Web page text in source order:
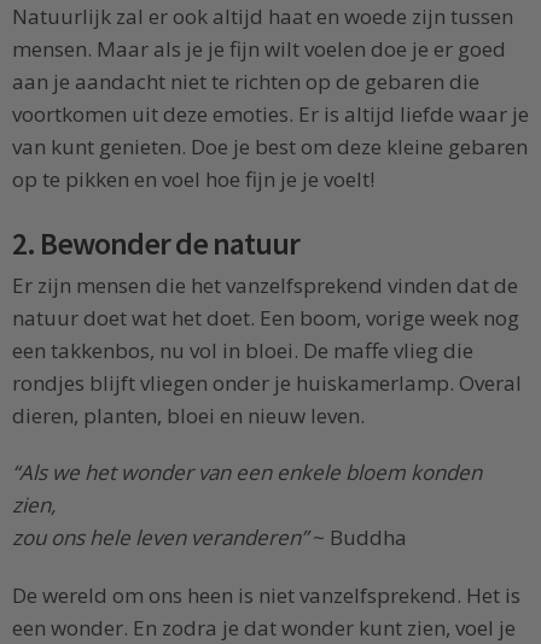
Natuurlijk zal er ook altijd haat en woede zijn tussen
mensen. Maar als je je fijn wilt voelen doe je er goed
aan je aandacht niet te richten op de gebaren die
voortkomen uit deze emoties. Er is altijd liefde waar je
van kunt genieten. Doe je best om deze kleine gebaren
op te pikken en voel hoe fijn je je voelt!
2. Bewonder de natuur
Er zijn mensen die het vanzelfsprekend vinden dat de
natuur doet wat het doet. Een boom, vorige week nog
een takkenbos, nu vol in bloei. De maffe vlieg die
rondjes blijft vliegen onder je huiskamerlamp. Overal
dieren, planten, bloei en nieuw leven.
“Als we het wonder van een enkele bloem konden
zien,
zou ons hele leven veranderen”~ Buddha
De wereld om ons heen is niet vanzelfsprekend. Het is
een wonder. En zodra je dat wonder kunt zien, voel je